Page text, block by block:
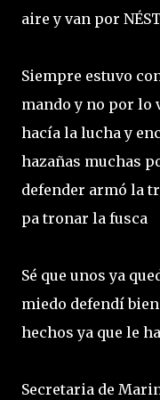
aire y van por
Siempre estuvo
mando y no por lo
hacía la lucha y
hazañas muchas
defender armó la
pa tronar la fusca
Sé que unos ya
miedo defendí
hechos ya que le
Secretaria de